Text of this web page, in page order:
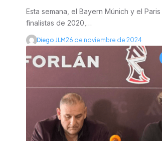
Esta semana, el Bayern Múnich y el Paris
finalistas de 2020,…
Diego JLM26 de noviembre de 2024